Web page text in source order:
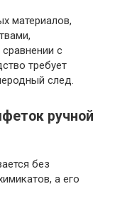
материалов,
с
требует
след.
ручной
без
а его